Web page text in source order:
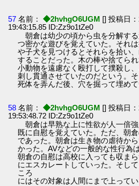
57 名前： ◆2hvhgO6UGM [] 投稿日
19:43:15.85 ID:Zz9o1tZe0
朝倉は幼少の頃から虫を分解す
つ密かな遊びを覚えていた。それ
や子犬を見つけるとそれらを拾い
することだった。木の棒や捨てら
小動物を遠慮なく殴打して撲殺し
刺し貫通させていたのだという。
死体を弄んだ後、穴を掘って埋めて
58 名前： ◆2hvhgO6UGM [] 投稿日
19:53:48.72 ID:Zz9o1tZe0
朝倉は早熟な上に性欲が人一倍
既に自慰を覚えていた。ただ、朝
であった。朝倉は生き物の虐待か
かった。AVなどの一般的な性行為
朝倉の自慰は高校に入っても収ま
にエスカレートしていった。そし
ころ
にはその対象は人間にまで上ってい